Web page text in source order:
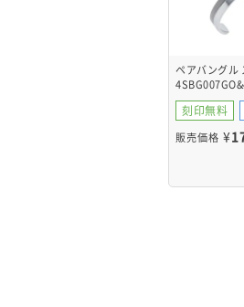
ペアバングル
刻印無料
販売価格 ¥